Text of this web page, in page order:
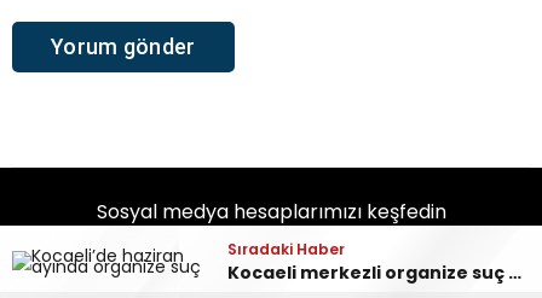
Sıradaki Haber
Kocaeli merkezli organize suç operasyonunun firari iki şüphelisi yakalandı
Sosyal medya hesaplarımızı keşfedin